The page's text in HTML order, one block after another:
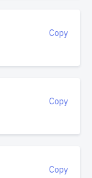
Copy
Copy
Copy